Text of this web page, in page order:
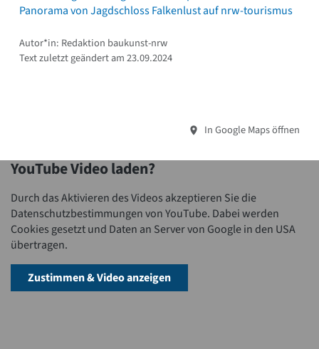
Panorama von Jagdschloss Falkenlust auf nrw-tourismus
Autor*in: Redaktion baukunst-nrw
Text zuletzt geändert am 23.09.2024
In Google Maps öffnen
YouTube Video laden?
Durch das Aktivieren des Videos akzeptieren Sie die
Datenschutzbestimmungen von YouTube. Dabei werden
Cookies gesetzt und Daten an Server von Google in den USA
übertragen.
Zustimmen & Video anzeigen